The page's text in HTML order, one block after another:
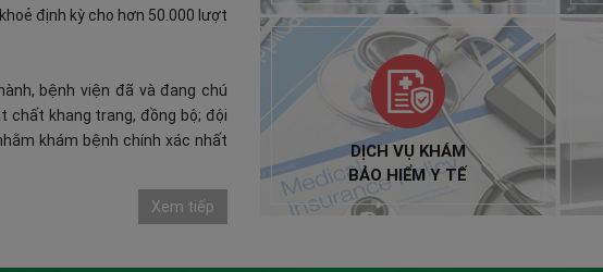
định kỳ cho hơn 50.000 lượt
bệnh viện đã và đang chú
khang trang, đồng bộ; đội
khám bệnh chính xác nhất
Xem tiếp
DỊCH VỤ KHÁM
BẢO HIỂM Y TẾ